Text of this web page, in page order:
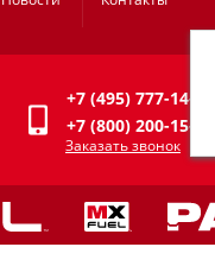
+7 (495) 777-14-94
+7 (800) 200-15-94
Заказать звонок